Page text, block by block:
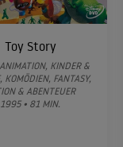
Toy Story
KINDER &
KOMÖDIEN, FANTASY,
& ABENTEUER
1995 • 81 MIN.